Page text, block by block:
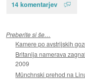
14 komentarjev
Preberite si še…
Kamere po avstrijskih
Britanija namerava
2009
Münchnski prehod na